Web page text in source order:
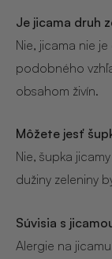
Je jicama druh
Nie, jicama nie
podobného
obsahom živín.
Môžete jesť
Nie, šupka
dužiny zeleniny
Súvisia s
Alergie na